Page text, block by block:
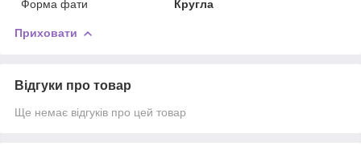
Форма фати
Кругла
Приховати
Відгуки про товар
Ще немає відгуків про цей товар